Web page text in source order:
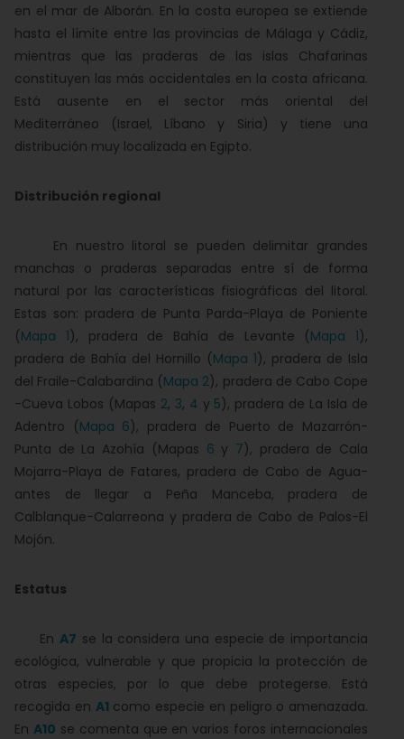
en el mar de Alborán. En la costa europea se extiende
hasta el límite entre las provincias de Málaga y Cádiz,
mientras que las praderas de las islas Chafarinas
constituyen las más occidentales en la costa africana.
Está ausente en el sector más oriental del
Mediterráneo (Israel, Líbano y Siria) y tiene una
distribución muy localizada en Egipto.
Distribución regional
En nuestro litoral se pueden delimitar grandes
manchas o praderas separadas entre sí de forma
natural por las características fisiográficas del litoral.
Estas son: pradera de Punta Parda-Playa de Poniente
(Mapa 1), pradera de Bahía de Levante (Mapa 1),
pradera de Bahía del Hornillo (Mapa 1), pradera de Isla
del Fraile-Calabardina (Mapa 2), pradera de Cabo Cope
-Cueva Lobos (Mapas 2, 3, 4 y 5), pradera de La Isla de
Adentro (Mapa 6), pradera de Puerto de Mazarrón-
Punta de La Azohía (Mapas 6 y 7), pradera de Cala
Mojarra-Playa de Fatares, pradera de Cabo de Agua-
antes de llegar a Peña Manceba, pradera de
Calblanque-Calarreona y pradera de Cabo de Palos-El
Mojón.
Estatus
EnA7 se la considera una especie de importancia
ecológica, vulnerable y que propicia la protección de
otras especies, por lo que debe protegerse. Está
recogida en A1 como especie en peligro o amenazada.
En A10 se comenta que en varios foros internacionales